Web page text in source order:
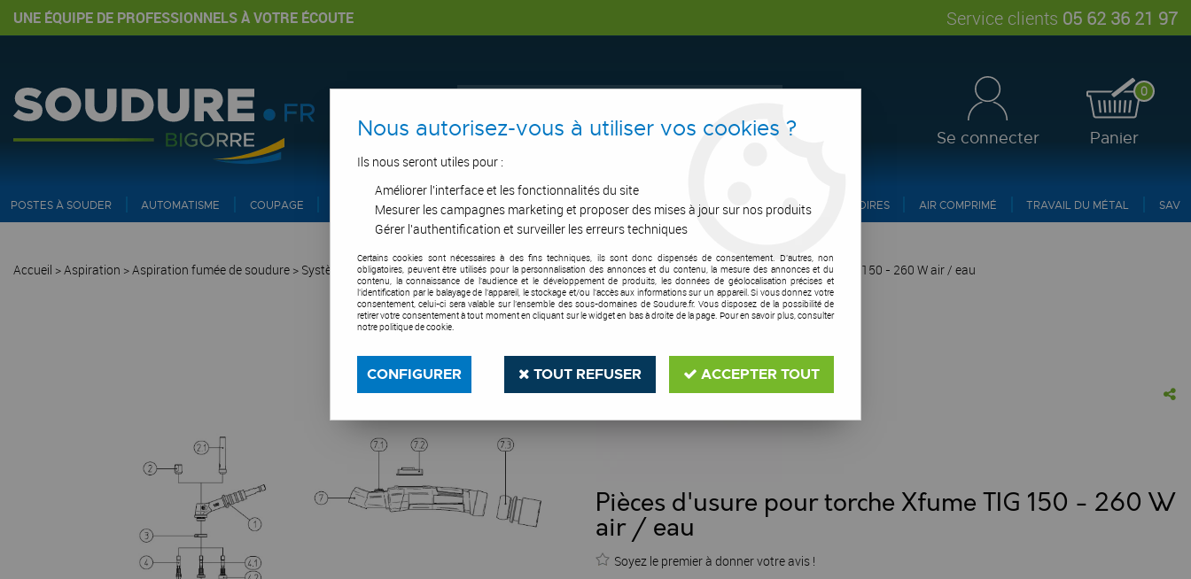
UNE ÉQUIPE DE PROFESSIONNELS À VOTRE ÉCOUTE Service clients 05 62 36 21 97
Se connecter
0
Panier
POSTES À SOUDER AUTOMATISME COUPAGE PIPE ET INERTAGE ASPIRATION OUTILS DE COUPE SOUDURE E.P.I ACCESSOIRES AIR COMPRIMÉ TRAVAIL DU MÉTAL SAV
Accueil >Aspiration >Aspiration fumée de soudure > Système d'aspiration>Système d'aspiration haute dépression>Pièces d'usure pour torche Xfume TIG 150 - 260 W air / eau
Pièces d'usure pour torche Xfume TIG 150 - 260 W
air / eau
Soyez le premier à donner votre avis !
Nous autorisez-vous à utiliser vos cookies ?
Ils nous seront utiles pour :
Améliorer l'interface et les fonctionnalités du site
Mesurer les campagnes marketing et proposer des mises à jour sur nos produits
Gérer l'authentification et surveiller les erreurs techniques
Certains cookies sont nécessaires à des fins techniques, ils sont donc dispensés de consentement. D'autres, non
obligatoires, peuvent être utilisés pour la personnalisation des annonces et du contenu, la mesure des annonces et du
contenu, la connaissance de l'audience et le développement de produits, les données de géolocalisation précises et
l'identification par le balayage de l'appareil, le stockage et/ou l'accès aux informations sur un appareil. Si vous donnez votre
consentement, celui-ci sera valable sur l’ensemble des sous-domaines de Soudure.fr. Vous disposez de la possibilité de
retirer votre consentement à tout moment en cliquant sur le widget en bas à droite de la page. Pour en savoir plus, consulter
notre politique de cookie.
CONFIGURER TOUT REFUSER ACCEPTER TOUT